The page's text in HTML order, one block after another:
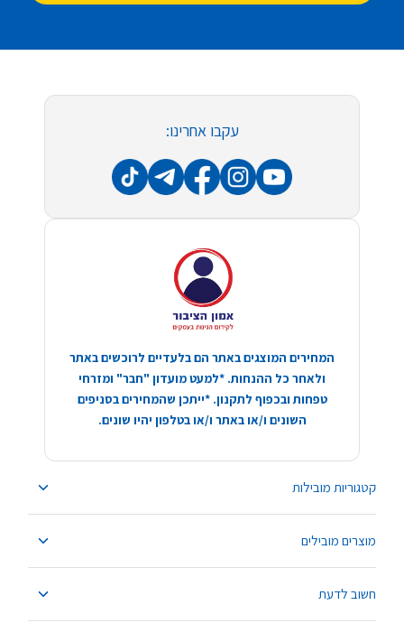
קטגוריות מובילות
מוצרים מובילים
חשוב לדעת
עקבו אחרינו:
המחירים המוצגים באתר הם בלעדיים לרוכשים באתר
ולאחר כל ההנחות. *למעט מועדון "חבר" ומזרחי
טפחות ובכפוף לתקנון. *ייתכן שהמחירים בסניפים
השונים ו/או באתר ו/או בטלפון יהיו שונים.